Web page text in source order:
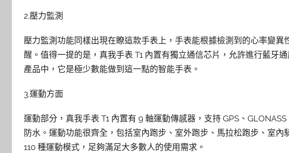
2.壓力監測
壓力監測功能同樣出現在瞭這款手表上，手表能根據檢測到的心率變異
醒。值得一提的是，真我手表 T1 內置有獨立通信芯片，允許進行藍牙
產品中，它是極少數能做到這一點的智能手表。
3.運動方面
運動部分，真我手表 T1 內置有 9 軸運動傳感器，支持 GPS、
防水。運動功能很齊全，包括室內跑步、室外跑步、馬拉松跑步、室
110 種運動模式，足夠滿足大多數人的使用需求。